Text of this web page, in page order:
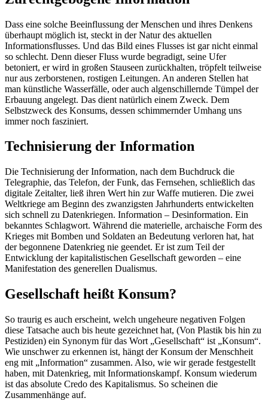
Dass eine solche Beeinflussung der Menschen und ihres Denkens
überhaupt möglich ist, steckt in der Natur des aktuellen
Informationsflusses. Und das Bild eines Flusses ist gar nicht einmal
so schlecht. Denn dieser Fluss wurde begradigt, seine Ufer
betoniert, er wird in großen Stauseen zurückhalten, tröpfelt teilweise
nur aus zerborstenen, rostigen Leitungen. An anderen Stellen hat
man künstliche Wasserfälle, oder auch algenschillernde Tümpel der
Erbauung angelegt. Das dient natürlich einem Zweck. Dem
Selbstzweck des Konsums, dessen schimmernder Umhang uns
immer noch fasziniert.
Technisierung der Information
Die Technisierung der Information, nach dem Buchdruck die
Telegraphie, das Telefon, der Funk, das Fernsehen, schließlich das
digitale Zeitalter, ließ ihren Wert hin zur Waffe mutieren. Die zwei
Weltkriege am Beginn des zwanzigsten Jahrhunderts entwickelten
sich schnell zu Datenkriegen. Information – Desinformation. Ein
bekanntes Schlagwort. Während die materielle, archaische Form des
Krieges mit Bomben und Soldaten an Bedeutung verloren hat, hat
der begonnene Datenkrieg nie geendet. Er ist zum Teil der
Entwicklung der kapitalistischen Gesellschaft geworden – eine
Manifestation des generellen Dualismus.
Gesellschaft heißt Konsum?
So traurig es auch erscheint, welch ungeheure negativen Folgen
diese Tatsache auch bis heute gezeichnet hat, (Von Plastik bis hin zu
Pestiziden) ein Synonym für das Wort „Gesellschaft“ ist „Konsum“.
Wie unschwer zu erkennen ist, hängt der Konsum der Menschheit
eng mit „Information“ zusammen. Also, wie wir gerade festgestellt
haben, mit Datenkrieg, mit Informationskampf. Konsum wiederum
ist das absolute Credo des Kapitalismus. So scheinen die
Zusammenhänge auf.